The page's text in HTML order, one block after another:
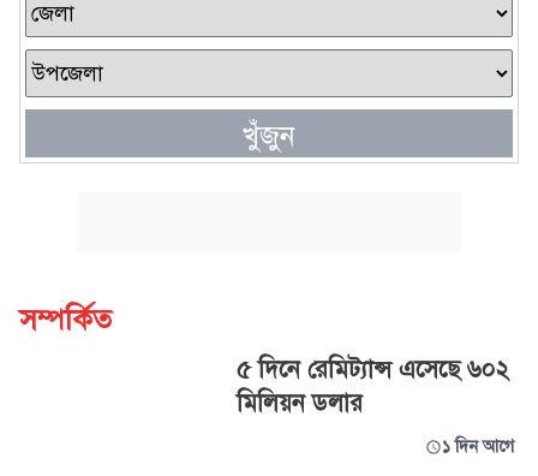
খুঁজুন
সম্পর্কিত
৫ দিনে রেমিট্যান্স এসেছে ৬০২
মিলিয়ন ডলার
১ দিন আগে